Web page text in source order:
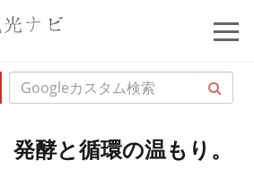
酵と循環の温もり。